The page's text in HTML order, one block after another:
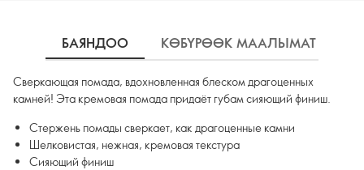
БАЯНДОО КӨБҮРӨӨК МААЛЫМАТ
Сверкающая помада, вдохновленная блеском драгоценных
камней! Эта кремовая помада придаёт губам сияющий финиш.
Стержень помады сверкает, как драгоценные камни
Шелковистая, нежная, кремовая текстура
Сияющий финиш